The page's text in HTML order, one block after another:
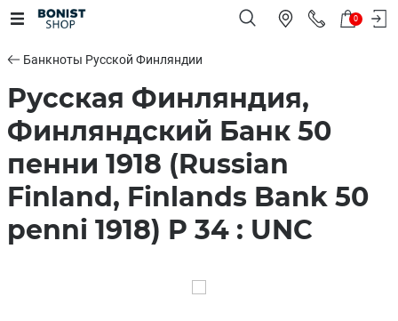
0
Банкноты Русской Финляндии
Русская Финляндия,
Финляндский Банк 50
пенни 1918 (Russian
Finland, Finlands Bank 50
penni 1918) P 34 : UNC